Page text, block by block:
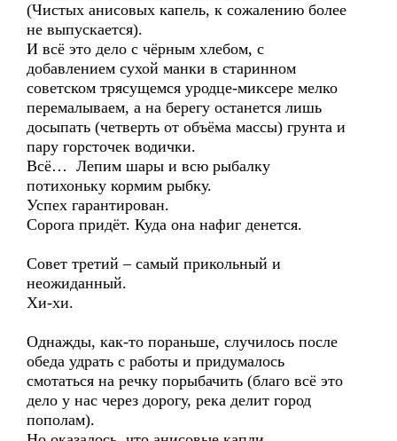
(Чистых анисовых капель, к сожалению более
не выпускается).
И всё это дело с чёрным хлебом, с
добавлением сухой манки в старинном
советском трясущемся уродце-миксере мелко
перемалываем, а на берегу останется лишь
досыпать (четверть от объёма массы) грунта и
пару горсточек водички.
Всё… Лепим шары и всю рыбалку
потихоньку кормим рыбку.
Успех гарантирован.
Сорога придёт. Куда она нафиг денется.
Совет третий – самый прикольный и
неожиданный.
Хи-хи.
Однажды, как-то пораньше, случилось после
обеда удрать с работы и придумалось
смотаться на речку порыбачить (благо всё это
дело у нас через дорогу, река делит город
пополам).